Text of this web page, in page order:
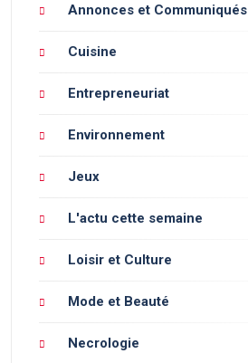
Annonces et Communiqués
Cuisine
Entrepreneuriat
Environnement
Jeux
L'actu cette semaine
Loisir et Culture
Mode et Beauté
Necrologie